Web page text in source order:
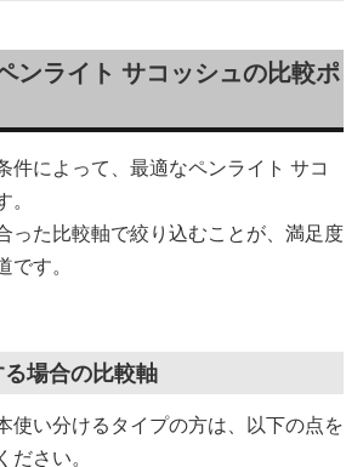
ンライト サコッシュの比較ポ
件によって、最適なペンライト サコ
った比較軸で絞り込むことが、満足度
す。
場合の比較軸
使い分けるタイプの方は、以下の点を
さい。